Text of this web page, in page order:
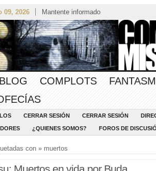
09, 2026 Mantente informado
BLOG COMPLOTS
CERRAR SESIÓN CERRAR SESIÓN
¿QUIENES SOMOS? FOROS DE
con » muertos